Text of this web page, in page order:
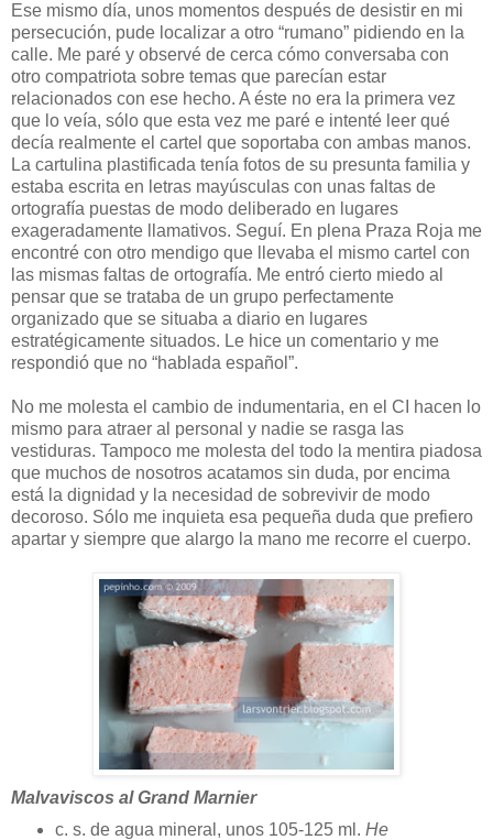
Ese mismo día, unos momentos después de desistir en mi
persecución, pude localizar a otro “rumano” pidiendo en la
calle. Me paré y observé de cerca cómo conversaba con
otro compatriota sobre temas que parecían estar
relacionados con ese hecho. A éste no era la primera vez
que lo veía, sólo que esta vez me paré e intenté leer qué
decía realmente el cartel que soportaba con ambas manos.
La cartulina plastificada tenía fotos de su presunta familia y
estaba escrita en letras mayúsculas con unas faltas de
ortografía puestas de modo deliberado en lugares
exageradamente llamativos. Seguí. En plena Praza Roja me
encontré con otro mendigo que llevaba el mismo cartel con
las mismas faltas de ortografía. Me entró cierto miedo al
pensar que se trataba de un grupo perfectamente
organizado que se situaba a diario en lugares
estratégicamente situados. Le hice un comentario y me
respondió que no “hablada español”.
No me molesta el cambio de indumentaria, en el CI hacen lo
mismo para atraer al personal y nadie se rasga las
vestiduras. Tampoco me molesta del todo la mentira piadosa
que muchos de nosotros acatamos sin duda, por encima
está la dignidad y la necesidad de sobrevivir de modo
decoroso. Sólo me inquieta esa pequeña duda que prefiero
apartar y siempre que alargo la mano me recorre el cuerpo.
Malvaviscos al Grand Marnier
c. s. de agua mineral, unos 105-125 ml. He